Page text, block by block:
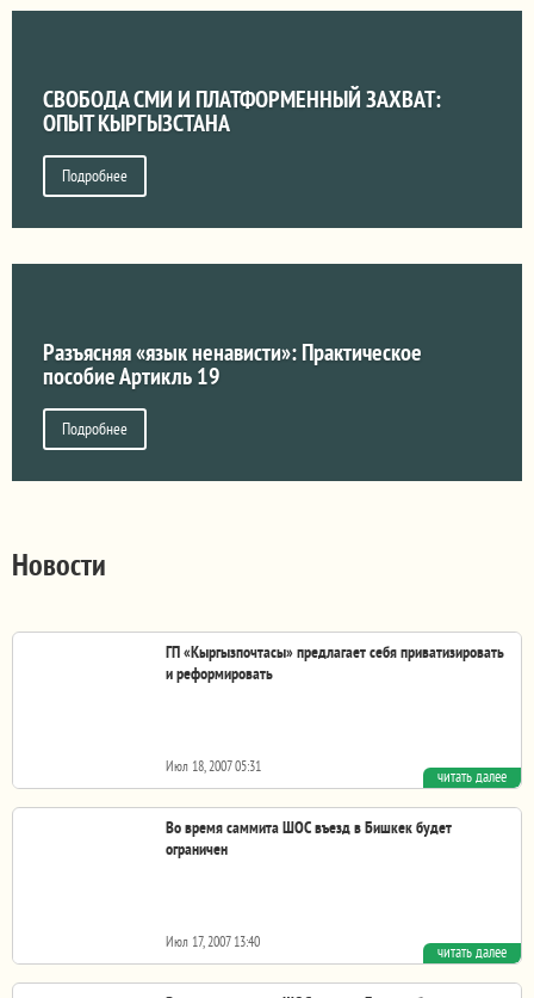
СВОБОДА СМИ И ПЛАТФОРМЕННЫЙ ЗАХВАТ:
ОПЫТ КЫРГЫЗСТАНА
Подробнее
Разъясняя «язык ненависти»: Практическое
пособие Артикль 19
Подробнее
Новости
ГП «Кыргызпочтасы» предлагает себя приватизировать
и реформировать
Июл 18, 2007 05:31
Напомним, 11 июля 2007 года в Бишкеке прошел
кыргызско-казахский бизнес-форум, на котором...
читать далее
Во время саммита ШОС въезд в Бишкек будет
ограничен
Июл 17, 2007 13:40
Во время проведения саммита глав государств ШОС в
Кыргызстане ограничат посещение Бишкека. Об этом...
читать далее